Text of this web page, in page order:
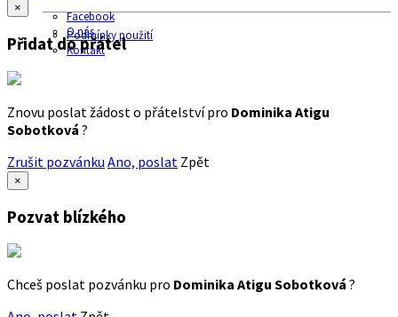
Facebook
O nás
Podmínky použití
Kontakt
×
Přidat do přátel
Znovu poslat žádost o přátelství pro Dominika Atigu
Sobotková ?
Zrušit pozvánku Ano, poslat Zpět
×
Pozvat blízkého
Chceš poslat pozvánku pro Dominika Atigu Sobotková ?